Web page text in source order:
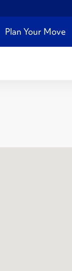
Plan Your Move